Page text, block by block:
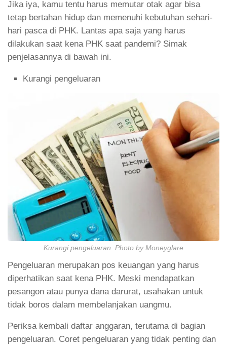
Jika iya, kamu tentu harus memutar otak agar bisa
tetap bertahan hidup dan memenuhi kebutuhan sehari-
hari pasca di PHK. Lantas apa saja yang harus
dilakukan saat kena PHK saat pandemi? Simak
penjelasannya di bawah ini.
Kurangi pengeluaran
Kurangi pengeluaran. Photo by Moneyglare
Pengeluaran merupakan pos keuangan yang harus
diperhatikan saat kena PHK. Meski mendapatkan
pesangon atau punya dana darurat, usahakan untuk
tidak boros dalam membelanjakan uangmu.
Periksa kembali daftar anggaran, terutama di bagian
pengeluaran. Coret pengeluaran yang tidak penting dan